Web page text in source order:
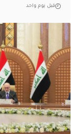
قبل يوم واحد